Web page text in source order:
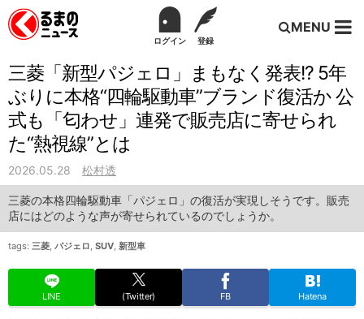
ログイン 登録
MENU
三菱「新型パジェロ」まもなく発表!? 5年
ぶりに本格“四輪駆動車”ブランド復活か 公
式も「匂わせ」連発で販売店に寄せられ
た“熱視線”とは
2026.05.28 松村透
三菱の本格四輪駆動車「パジェロ」の復活が実現しそうです。販売
店にはどのような声が寄せられているのでしょうか。
tags: 三菱, パジェロ, SUV, 新型車
LINE (Twitter) FB Hatena